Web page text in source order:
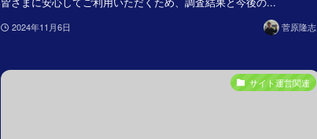
2024年11月6日 菅原隆志
サイト運営関連